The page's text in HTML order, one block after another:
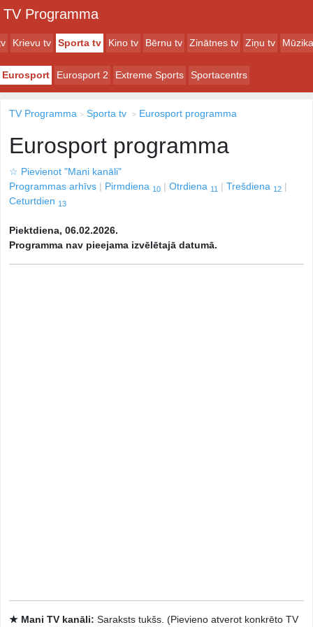
TV Programma
Krievu tv Sporta tv Kino tv Bērnu tv Zinātnes tv Ziņu tv
Eurosport Eurosport 2 Extreme Sports Sportacentrs
TV Programma Sporta tv Eurosport programma
Eurosport programma
☆ Pievienot "Mani kanāli"
Programmas arhīvs
Pirmdiena 10 Otrdiena 11 Trešdiena 12
Ceturtdien 13
Piektdiena, 06.02.2026.
Programma nav pieejama izvēlētajā datumā.
★ Mani TV kanāli: Saraksts tukšs. (Pievieno atverot konkrēto TV